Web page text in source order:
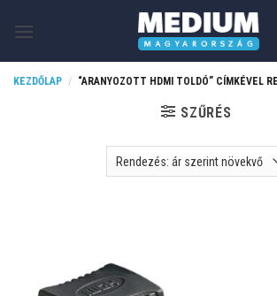
KEZDŐLAP / “ARANYOZOTT HDMI TOLDÓ” CÍMKÉVEL
SZŰRÉS